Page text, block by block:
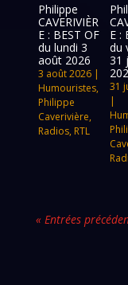
Philippe
CAVERIVIÈR
E : BEST OF
du lundi 3
août 2026
3 août 2026 |
Humouristes,
Philippe
Caverivière,
Radios, RTL
E :
du
31
31
|
« Entrées